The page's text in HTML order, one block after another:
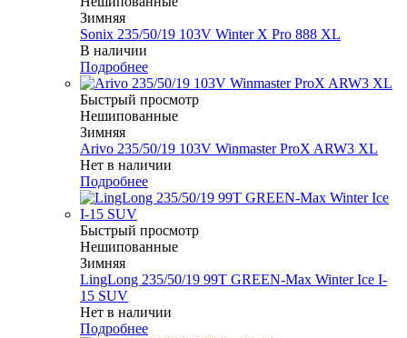
Зимняя
Sonix 235/50/19 103V Winter X Pro 888 XL
В наличии
Подробнее
Быстрый просмотр
Нешипованные
Зимняя
Arivo 235/50/19 103V Winmaster ProX ARW3 XL
Нет в наличии
Подробнее
Быстрый просмотр
Нешипованные
Зимняя
LingLong 235/50/19 99T GREEN-Max Winter Ice I-
15 SUV
Нет в наличии
Подробнее